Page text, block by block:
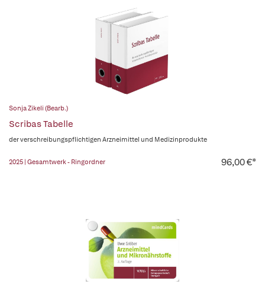
Sonja Zikeli (Bearb.)
Scribas Tabelle
der verschreibungspflichtigen Arzneimittel und Medizinprodukte
2025 | Gesamtwerk - Ringordner 96,00 €*